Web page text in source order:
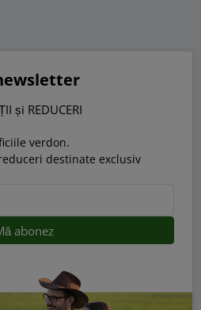
și REDUCERI
verdon.
destinate exclusiv